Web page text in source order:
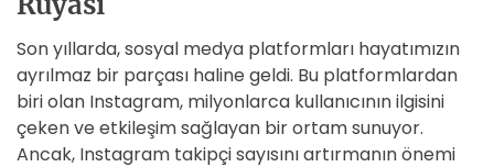
Son yıllarda, sosyal medya platformları hayatımızın
ayrılmaz bir parçası haline geldi. Bu platformlardan
biri olan Instagram, milyonlarca kullanıcının ilgisini
çeken ve etkileşim sağlayan bir ortam sunuyor.
Ancak, Instagram takipçi sayısını artırmanın önemi